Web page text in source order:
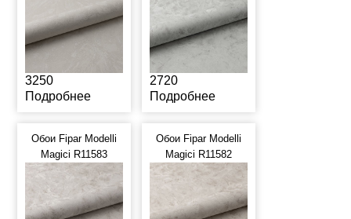
3250
Подробнее
2720
Подробнее
Обои Fipar Modelli
Magici R11583
Обои Fipar Modelli
Magici R11582